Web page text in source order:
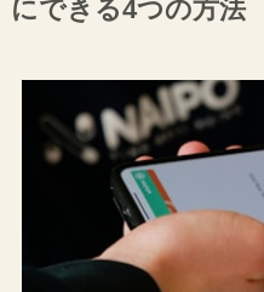
にできる4つの方法